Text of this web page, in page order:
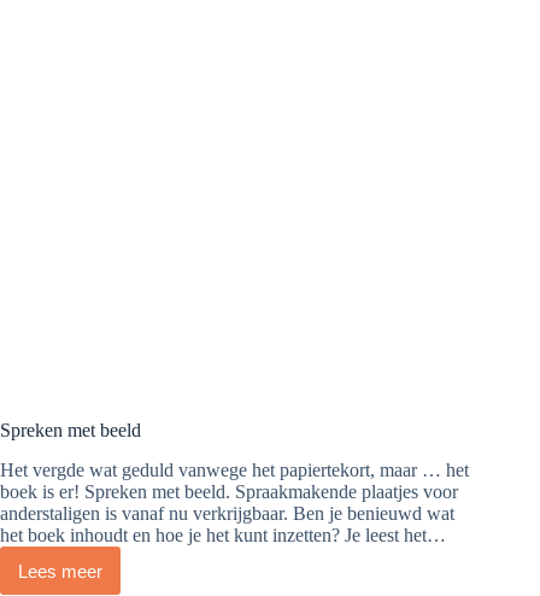
Spreken met beeld
Het vergde wat geduld vanwege het papiertekort, maar … het
boek is er! Spreken met beeld. Spraakmakende plaatjes voor
anderstaligen is vanaf nu verkrijgbaar. Ben je benieuwd wat
het boek inhoudt en hoe je het kunt inzetten? Je leest het…
Lees meer
Spreken